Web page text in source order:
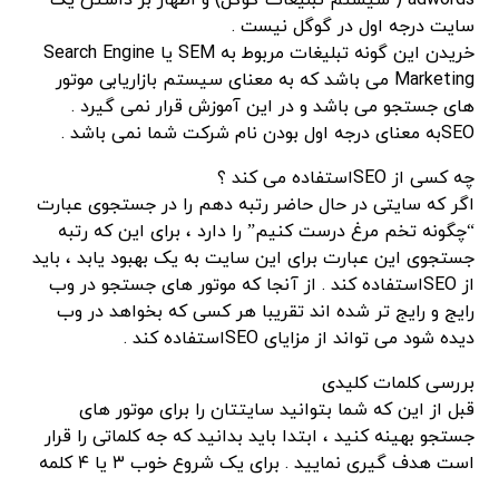
سایت درجه اول در گوگل نیست .
خریدن این گونه تبلیغات مربوط به SEM یا Search Engine
Marketing می باشد که به معنای سیستم بازاریابی موتور
های جستجو می باشد و در این آموزش قرار نمی گیرد .
SEOبه معنای درجه اول بودن نام شرکت شما نمی باشد .
چه کسی از SEOاستفاده می کند ؟
اگر که سایتی در حال حاضر رتبه دهم را در جستجوی عبارت
“چگونه تخم مرغ درست کنیم” را دارد ، برای این که رتبه
جستجوی این عبارت برای این سایت به یک بهبود یابد ، باید
از SEOاستفاده کند . از آنجا که موتور های جستجو در وب
رایج و رایج تر شده اند تقریبا هر کسی که بخواهد در وب
دیده شود می تواند از مزایای SEOاستفاده کند .
بررسی کلمات کلیدی
قبل از این که شما بتوانید سایتتان را برای موتور های
جستجو بهینه کنید ، ابتدا باید بدانید که جه کلماتی را قرار
است هدف گیری نمایید . برای یک شروع خوب ۳ یا ۴ کلمه